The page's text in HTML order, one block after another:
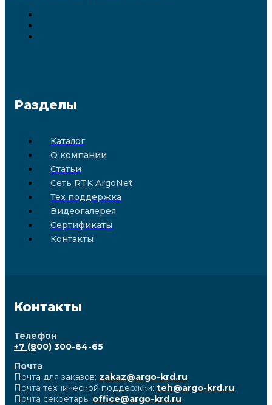
Разделы
Каталог
О компании
Статьи
Сеть RTK ArgoNet
Тех поддержка
Видеогалерея
Сертификаты
Контакты
Контакты
Телефон
+7 (800) 300-64-65
Почта
Почта для заказов: zakaz@argo-krd.ru
Почта технической поддержки: teh@argo-krd.ru
Почта секретарь: office@argo-krd.ru